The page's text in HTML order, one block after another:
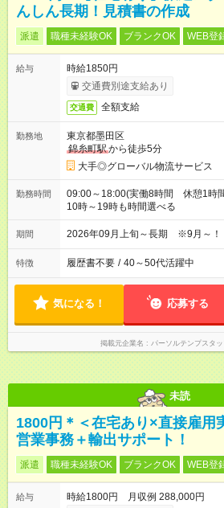
んしん長期！見積書の作成
派遣 職種未経験OK ブランクOK WEB登
給与
時給1850円
交通費別途支給あり
交通費 全額支給
勤務地
東京都墨田区
錦糸町駅から徒歩5分
大手◎グローバル物流サービス
勤務時間
09:00～18:00(実働8時間 休憩1時
10時～19時も時間選べる
期間 2026年09月上旬～長期 ※9月～！
特徴 履歴書不要 / 40～50代活躍中
気になる！ 応募する
掲載元企業名 パーソルテンプスタ
未読
1800円＊＜在宅あり×直接雇用
営業事務＋輸出サポート！
派遣 職種未経験OK ブランクOK WEB登
給与
時給1800円 月収例 288,000円